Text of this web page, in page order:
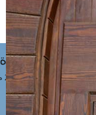
الفتوى الهاتفية
مَواقِيتُ الصَّـــلاة
القاهرة · 06 أغسطس 2026 م
الفجر
4 :40